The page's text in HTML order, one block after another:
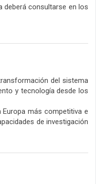
deberá consultarse en los
del sistema
y tecnología desde los
Europa más competitiva e
de investigación